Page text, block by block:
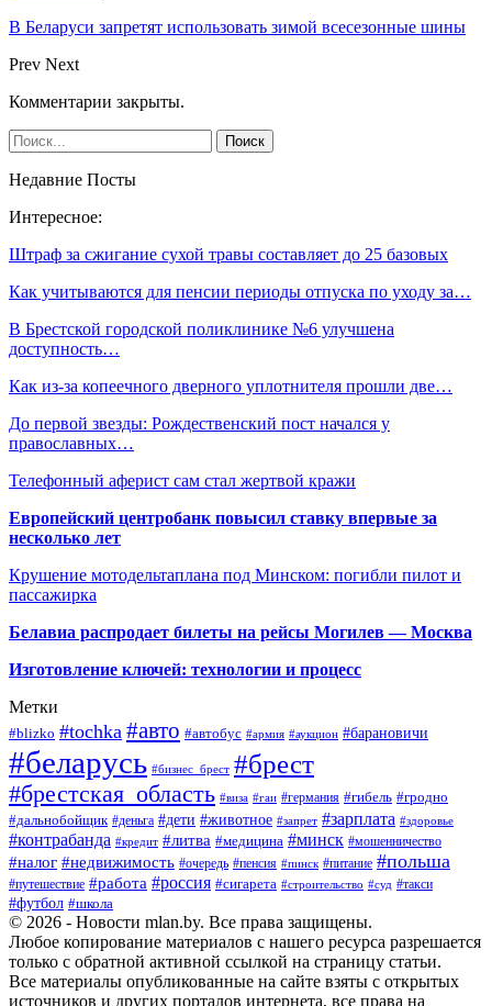
В Беларуси запретят использовать зимой всесезонные шины
Prev Next
Комментарии закрыты.
Недавние Посты
Интересное:
Штраф за сжигание сухой травы составляет до 25 базовых
Как учитываются для пенсии периоды отпуска по уходу за…
В Брестской городской поликлинике №6 улучшена
доступность…
Как из-за копеечного дверного уплотнителя прошли две…
До первой звезды: Рождественский пост начался у
православных…
Телефонный аферист сам стал жертвой кражи
Европейский центробанк повысил ставку впервые за
несколько лет
Крушение мотодельтаплана под Минском: погибли пилот и
пассажирка
Белавиа распродает билеты на рейсы Могилев — Москва
Изготовление ключей: технологии и процесс
Метки
#blizko #tochka #авто #автобус #армия #аукцион #барановичи
#беларусь #бизнес_брест #брест
#брестская_область #виза #гаи #германия #гибель #гродно
#дальнобойщик #деньга #дети #животное #запрет #зарплата #здоровье
#контрабанда #кредит #литва #медицина #минск #мошенничество
#налог #недвижимость #очередь #пенсия #пинск #питание #польша
#путешествие #работа #россия #сигарета #строительство #суд #такси
#футбол #школа
© 2026 - Новости mlan.by. Все права защищены.
Любое копирование материалов с нашего ресурса разрешается
только с обратной активной ссылкой на страницу статьи.
Все материалы опубликованные на сайте взяты с открытых
источников и других порталов интернета, все права на